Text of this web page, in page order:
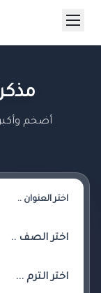
أضخم